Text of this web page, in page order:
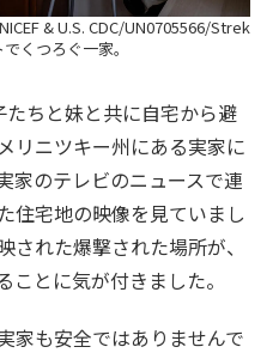
& U.S. CDC/UN0705566/Strek
くつろぐ一家。
ちと妹と共に自宅から避
リニツキー州にある実家に
家のテレビのニュースで連
住宅地の映像を見ていまし
された爆撃された場所が、
とに気が付きました。
家も安全ではありませんで